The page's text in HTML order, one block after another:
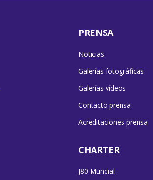
PRENSA
Noticias
Galerías fotográficas
Galerías vídeos
Contacto prensa
Acreditaciones prensa
CHARTER
J80 Mundial